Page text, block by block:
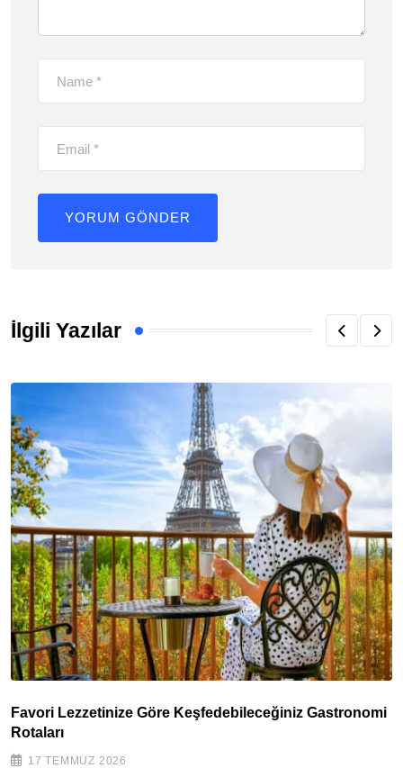
İlgili Yazılar
Favori Lezzetinize Göre Keşfedebileceğiniz Gastronomi
Rotaları
17 TEMMUZ 2026